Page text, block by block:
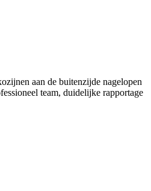
aan de buitenzijde nagelopen
team, duidelijke rapportage